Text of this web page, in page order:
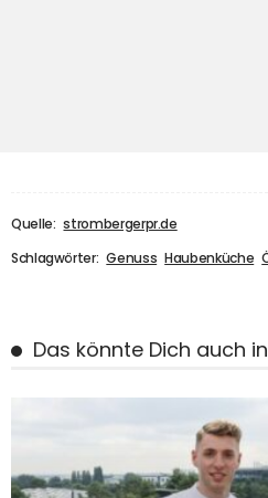
Quelle: strombergerpr.de
Schlagwörter: Genuss Haubenküche
Das könnte Dich auch